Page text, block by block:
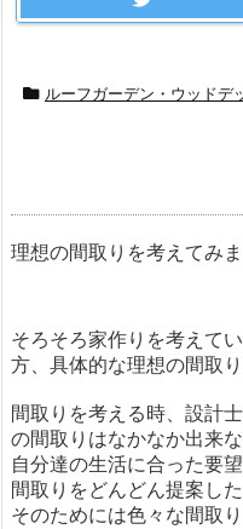
ルーフガーデン・ウッドデ
理想の間取りを考えてみ
そろそろ家作りを考えて
方、具体的な理想の間取
間取りを考える時、設計
の間取りはなかなか出来
自分達の生活に合った要
間取りをどんどん提案し
そのためには色々な間取